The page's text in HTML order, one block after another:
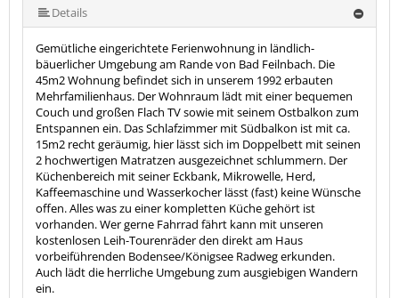
mehr (14 ) »
mehr (14 ) »
mehr (14 ) »
mehr (14 ) »
mehr (14 ) »
mehr (14 ) »
mehr (14 ) »
mehr (14 ) »
mehr (14 ) »
mehr (14 ) »
Details
Gemütliche eingerichtete Ferienwohnung in ländlich-
bäuerlicher Umgebung am Rande von Bad Feilnbach. Die
45m2 Wohnung befindet sich in unserem 1992 erbauten
Mehrfamilienhaus. Der Wohnraum lädt mit einer bequemen
Couch und großen Flach TV sowie mit seinem Ostbalkon zum
Entspannen ein. Das Schlafzimmer mit Südbalkon ist mit ca.
15m2 recht geräumig, hier lässt sich im Doppelbett mit seinen
2 hochwertigen Matratzen ausgezeichnet schlummern. Der
Küchenbereich mit seiner Eckbank, Mikrowelle, Herd,
Kaffeemaschine und Wasserkocher lässt (fast) keine Wünsche
offen. Alles was zu einer kompletten Küche gehört ist
vorhanden. Wer gerne Fahrrad fährt kann mit unseren
kostenlosen Leih-Tourenräder den direkt am Haus
vorbeiführenden Bodensee/Königsee Radweg erkunden.
Auch lädt die herrliche Umgebung zum ausgiebigen Wandern
ein.